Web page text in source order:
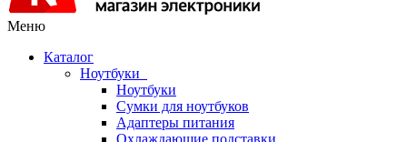
Меню
Каталог
Ноутбуки
Ноутбуки
Сумки для ноутбуков
Адаптеры питания
Охлаждающие подставки